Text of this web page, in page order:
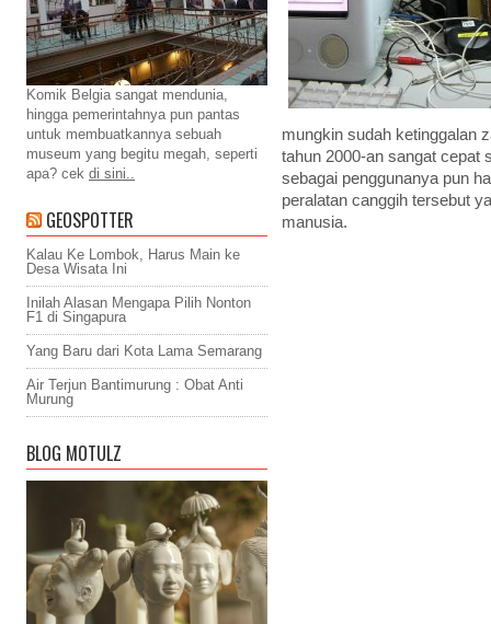
mungkin sudah ketinggalan
tahun 2000-an sangat cepat
sebagai penggunanya pun
peralatan canggih tersebut
manusia.
Komik Belgia sangat mendunia,
hingga pemerintahnya pun pantas
untuk membuatkannya sebuah
museum yang begitu megah, seperti
apa? cek di sini..
GEOSPOTTER
Kalau Ke Lombok, Harus Main ke
Desa Wisata Ini
Inilah Alasan Mengapa Pilih Nonton
F1 di Singapura
Yang Baru dari Kota Lama Semarang
Air Terjun Bantimurung : Obat Anti
Murung
BLOG MOTULZ